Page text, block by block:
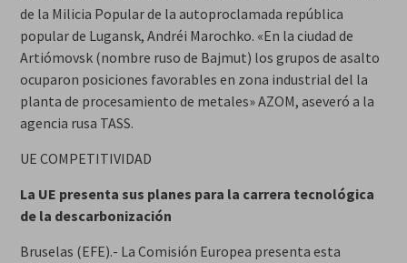
de la Milicia Popular de la autoproclamada república
popular de Lugansk, Andréi Marochko. «En la ciudad de
Artiómovsk (nombre ruso de Bajmut) los grupos de asalto
ocuparon posiciones favorables en zona industrial del la
planta de procesamiento de metales» AZOM, aseveró a la
agencia rusa TASS.
UE COMPETITIVIDAD
La UE presenta sus planes para la carrera tecnológica
de la descarbonización
Bruselas (EFE).- La Comisión Europea presenta esta